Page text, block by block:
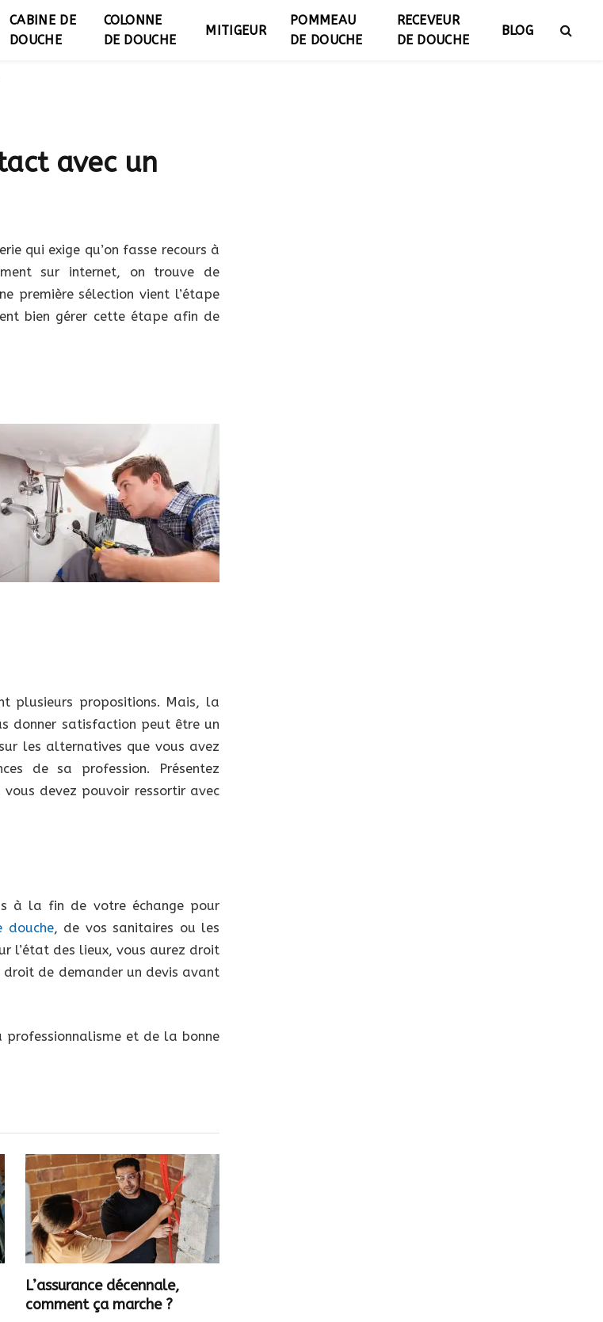
CABINE DE
DOUCHE
COLONNE
DE DOUCHE
MITIGEUR
POMMEAU
DE DOUCHE
RECEVEUR
DE DOUCHE
BLOG
avec un
qui exige qu’on fasse recours à
sur internet, on trouve de
première sélection vient l’étape
bien gérer cette étape afin de
plusieurs propositions. Mais, la
donner satisfaction peut être un
les alternatives que vous avez
de sa profession. Présentez
devez pouvoir ressortir avec
à la fin de votre échange pour
douche, de vos sanitaires ou les
l’état des lieux, vous aurez droit
de demander un devis avant
professionnalisme et de la bonne
L’assurance décennale,
comment ça marche ?